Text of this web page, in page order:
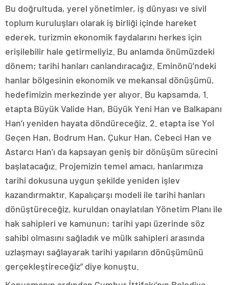
Bu doğrultuda, yerel yönetimler, iş dünyası ve sivil
toplum kuruluşları olarak iş birliği içinde hareket
ederek, turizmin ekonomik faydalarını herkes için
erişilebilir hale getirmeliyiz. Bu anlamda önümüzdeki
dönem; tarihi hanları canlandıracağız. Eminönü’ndeki
hanlar bölgesinin ekonomik ve mekansal dönüşümü,
hedefimizin merkezinde yer alıyor. Bu kapsamda, 1.
etapta Büyük Valide Han, Büyük Yeni Han ve Balkapanı
Han’ı yeniden hayata döndüreceğiz. 2. etapta ise Yol
Geçen Han, Bodrum Han, Çukur Han, Cebeci Han ve
Astarcı Han’ı da kapsayan geniş bir dönüşüm sürecini
başlatacağız. Projemizin temel amacı, hanlarımıza
tarihi dokusuna uygun şekilde yeniden işlev
kazandırmaktır. Kapalıçarşı modeli ile tarihi hanları
dönüştüreceğiz, kuruldan onaylatılan Yönetim Planı ile
hak sahipleri ve kamunun; tarihi yapı üzerinde söz
sahibi olmasını sağladık ve mülk sahipleri arasında
uzlaşmayı sağlayarak tarihi yapıların dönüşümünü
gerçekleştireceğiz” diye konuştu.